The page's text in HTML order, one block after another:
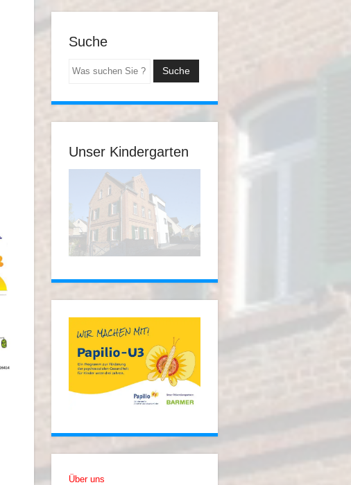
Suche
Suchen
Unser Kindergarten
Über uns